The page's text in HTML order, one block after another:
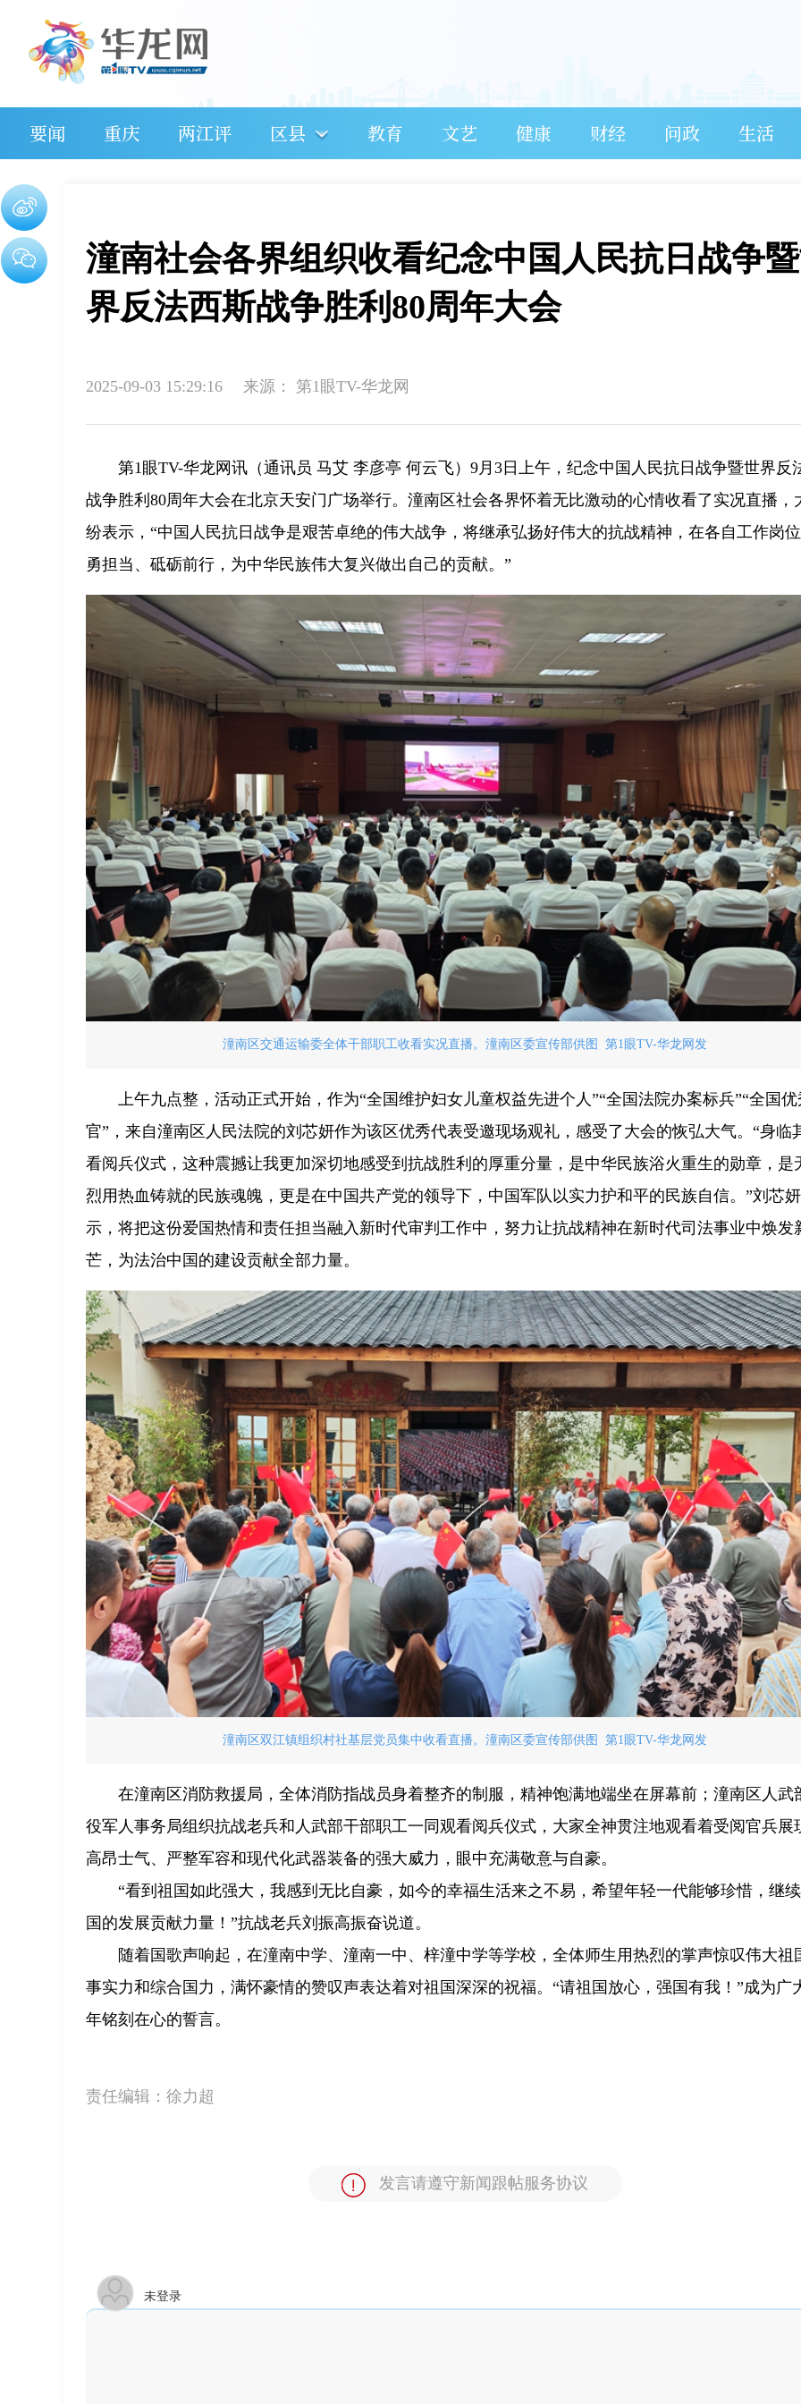
要闻 重庆 两江评 区县 教育 文艺 健康 财经 问政 生活
潼南社会各界组织收看纪念中国人民抗日战争
界反法西斯战争胜利80周年大会
2025-09-03 15:29:16 来源： 第1眼TV-华龙网
第1眼TV-华龙网讯（通讯员 马艾 李彦亭 何云飞）9月3日上午，纪念中国人民抗日战争暨世界反
战争胜利80周年大会在北京天安门广场举行。潼南区社会各界怀着无比激动的心情收看了实况直播，
纷表示，“中国人民抗日战争是艰苦卓绝的伟大战争，将继承弘扬好伟大的抗战精神，在各自工作岗
勇担当、砥砺前行，为中华民族伟大复兴做出自己的贡献。”
潼南区交通运输委全体干部职工收看实况直播。潼南区委宣传部供图 第1眼TV-华龙网发
上午九点整，活动正式开始，作为“全国维护妇女儿童权益先进个人”“全国法院办案标兵”“全国
官”，来自潼南区人民法院的刘芯妍作为该区优秀代表受邀现场观礼，感受了大会的恢弘大气。“身临
看阅兵仪式，这种震撼让我更加深切地感受到抗战胜利的厚重分量，是中华民族浴火重生的勋章，是
烈用热血铸就的民族魂魄，更是在中国共产党的领导下，中国军队以实力护和平的民族自信。”刘芯
示，将把这份爱国热情和责任担当融入新时代审判工作中，努力让抗战精神在新时代司法事业中焕发
芒，为法治中国的建设贡献全部力量。
潼南区双江镇组织村社基层党员集中收看直播。潼南区委宣传部供图 第1眼TV-华龙网发
在潼南区消防救援局，全体消防指战员身着整齐的制服，精神饱满地端坐在屏幕前；潼南区人武
役军人事务局组织抗战老兵和人武部干部职工一同观看阅兵仪式，大家全神贯注地观看着受阅官兵展
高昂士气、严整军容和现代化武器装备的强大威力，眼中充满敬意与自豪。
“看到祖国如此强大，我感到无比自豪，如今的幸福生活来之不易，希望年轻一代能够珍惜，继
国的发展贡献力量！”抗战老兵刘振高振奋说道。
随着国歌声响起，在潼南中学、潼南一中、梓潼中学等学校，全体师生用热烈的掌声惊叹伟大祖
事实力和综合国力，满怀豪情的赞叹声表达着对祖国深深的祝福。“请祖国放心，强国有我！”成为广
年铭刻在心的誓言。
责任编辑： 徐力超
发言请遵守新闻跟帖服务协议
未登录